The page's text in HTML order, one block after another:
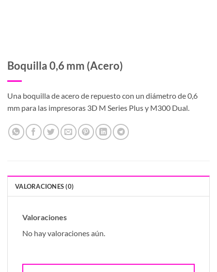
Boquilla 0,6 mm (Acero)
Una boquilla de acero de repuesto con un diámetro de 0,6
mm para las impresoras 3D M Series Plus y M300 Dual.
VALORACIONES (0)
Valoraciones
No hay valoraciones aún.